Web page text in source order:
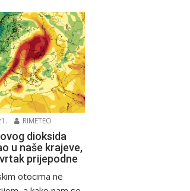
RIMETEO
dioksida
u naše krajeve,
prijepodne
otocima ne